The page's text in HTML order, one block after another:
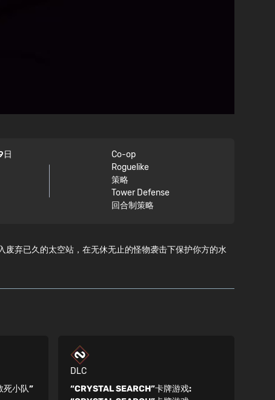
日
Co-op
Roguelike
策略
Tower Defense
回合制策略
弃已久的太空站，在无休无止的怪物袭击下保护你方的水
死小队”
DLC
“CRYSTAL SEARCH”卡牌游戏: